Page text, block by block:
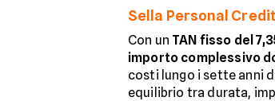
Sella Personal Credit
Con un TAN fisso del
importo complessivo
costi lungo i sette anni
equilibrio tra durata,